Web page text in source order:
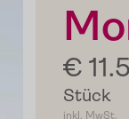
€
Stück
inkl. MwSt.